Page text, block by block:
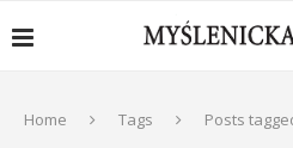
Home Tags Posts